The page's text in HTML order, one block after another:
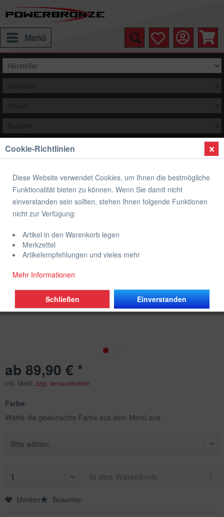
Menü
Auswählen
Übersicht Airflow Racingscheibe (Double- Bubble)
Airflow Racingscheibe (Double- Bubble)
APRILIA RSV TUONO
ab 89,90 € *
inkl. MwSt. zzgl. Versandkosten
Farbe:
Wähle die gewünschte Farbe aus dem Menü aus
Merken Bewerten
Cookie-Richtlinien
Diese Website verwendet Cookies, um Ihnen die bestmögliche
Funktionalität bieten zu können. Wenn Sie damit nicht
einverstanden sein sollten, stehen Ihnen folgende Funktionen
nicht zur Verfügung:
Artikel in den Warenkorb legen
Merkzettel
Artikelempfehlungen und vieles mehr
Mehr Informationen
Einverstanden
Schließen